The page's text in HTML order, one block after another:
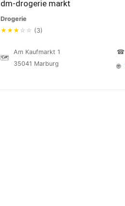
dm-drogerie markt
Drogerie
★★★ ☆ ☆ (3)
🗺
Am Kaufmarkt 1
35041 Marburg
☎
🌐